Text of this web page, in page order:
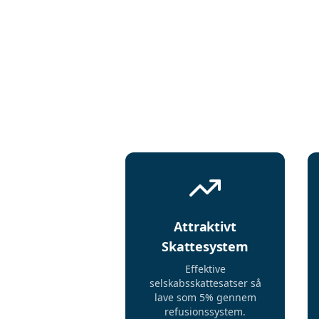
Attraktivt
Skattesystem
Effektive
selskabsskattesatser så
lave som 5% gennem
refusionssystem.